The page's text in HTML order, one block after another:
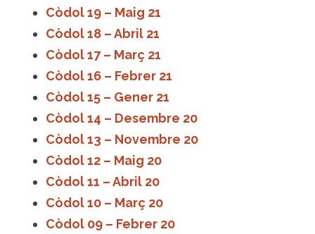
Còdol 19 – Maig 21
Còdol 18 – Abril 21
Còdol 17 – Març 21
Còdol 16 – Febrer 21
Còdol 15 – Gener 21
Còdol 14 – Desembre 20
Còdol 13 – Novembre 20
Còdol 12 – Maig 20
Còdol 11 – Abril 20
Còdol 10 – Març 20
Còdol 09 – Febrer 20